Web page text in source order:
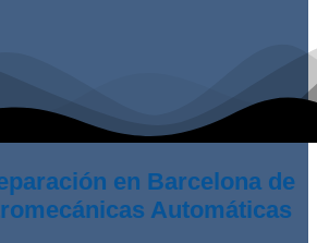
en Barcelona de
Automáticas